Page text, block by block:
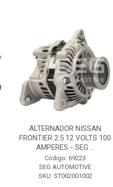
ALTERNADOR NISSAN
FRONTIER 2.5 12 VOLTS 100
AMPERES - SEG ...
Código: 69223
SEG AUTOMOTIVE
SKU: ST002001002